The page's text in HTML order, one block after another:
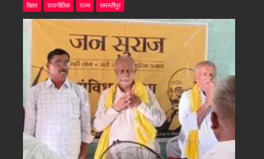
बिहार राजनीतिक राज्य समस्तीपुर